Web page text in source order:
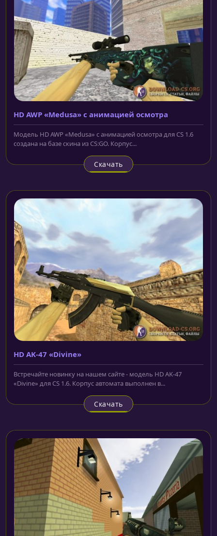
HD AWP «Medusa» с анимацией осмотра
Модель HD AWP «Medusa» с анимацией осмотра для CS 1.6
создана на базе скина из CS:GO. Корпус...
Скачать
HD AK-47 «Divine»
Встречайте новинку на нашем сайте - модель HD AK-47
«Divine» для CS 1.6. Корпус автомата выполнен в...
Скачать